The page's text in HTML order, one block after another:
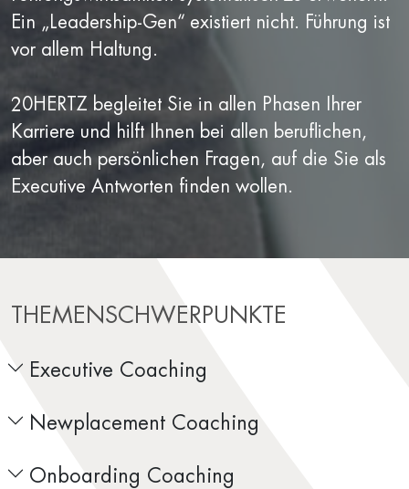
Ein „Leadership-Gen“ existiert nicht. Führung ist
vor allem Haltung.
20HERTZ begleitet Sie in allen Phasen Ihrer
Karriere und hilft Ihnen bei allen beruflichen,
aber auch persönlichen Fragen, auf die Sie als
Executive Antworten finden wollen.
THEMENSCHWERPUNKTE
Executive Coaching
Newplacement Coaching
Onboarding Coaching